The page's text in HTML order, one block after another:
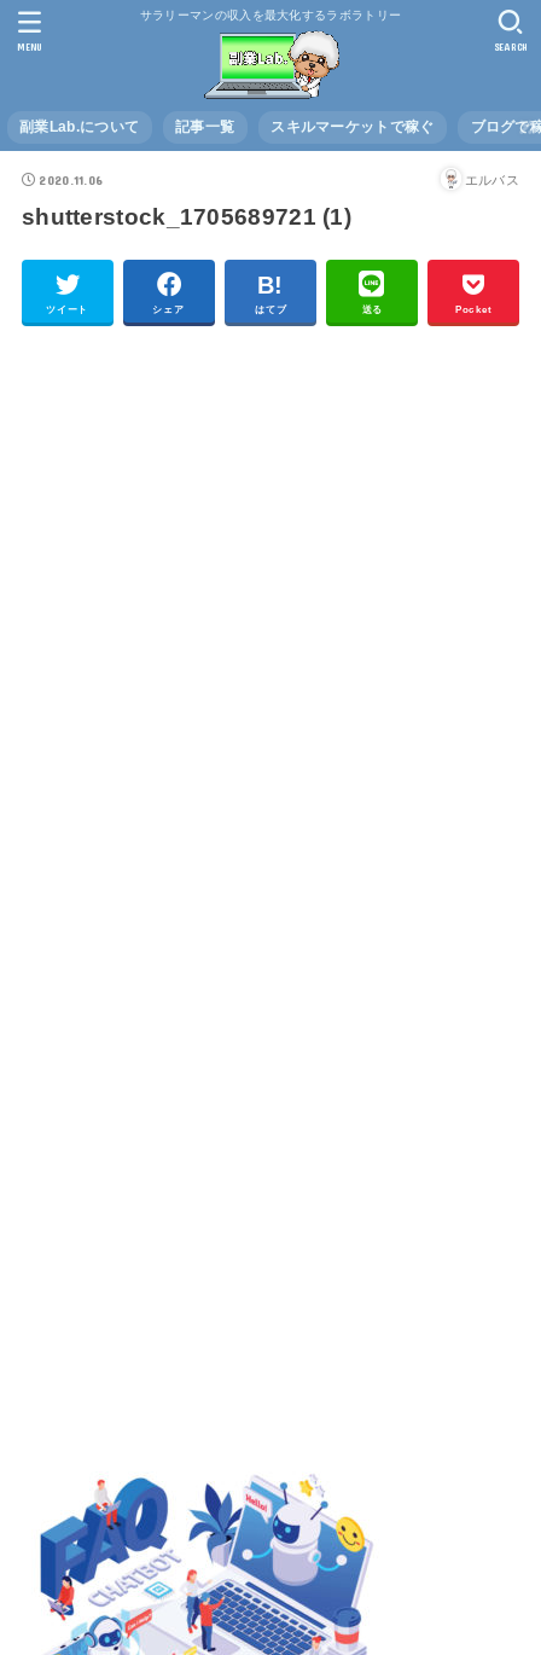
サラリーマンの収入を最大化するラボラトリー
副業Lab.について 記事一覧 スキルマーケットで稼ぐ ブログで
SEARCH
MENU
2020.11.06 エルバス
shutterstock_1705689721 (1)
ツイート シェア はてブ 送る Pocket